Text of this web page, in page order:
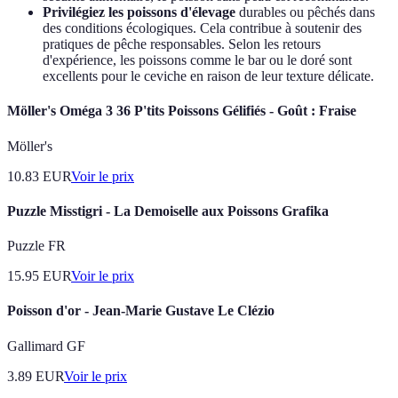
Privilégiez les poissons d'élevage durables ou pêchés dans
des conditions écologiques. Cela contribue à soutenir des
pratiques de pêche responsables. Selon les retours
d'expérience, les poissons comme le bar ou le doré sont
excellents pour le ceviche en raison de leur texture délicate.
Möller's Oméga 3 36 P'tits Poissons Gélifiés - Goût : Fraise
Möller's
10.83 EURVoir le prix
Puzzle Misstigri - La Demoiselle aux Poissons Grafika
Puzzle FR
15.95 EURVoir le prix
Poisson d'or - Jean-Marie Gustave Le Clézio
Gallimard GF
3.89 EURVoir le prix